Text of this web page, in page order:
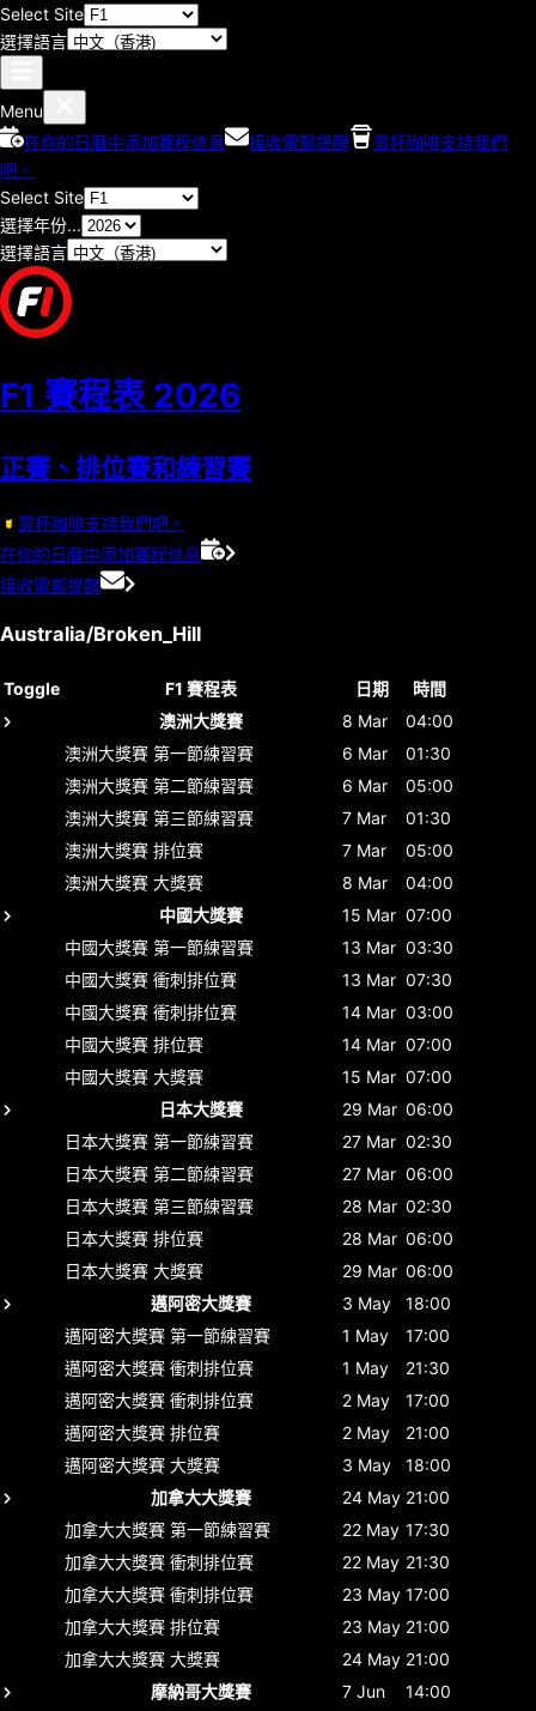
Select Site
選擇語言
Menu
在你的日曆中添加賽程信息
接收電郵提醒
買杯咖啡支持我們
吧。
Select Site
選擇年份...
選擇語言
F1 賽程表 2026
正賽、排位賽和練習賽
買杯咖啡支持我們吧。
在你的日曆中添加賽程信息
接收電郵提醒
Australia/Broken_Hill
Toggle F1 賽程表 日期
時間
澳洲大獎賽
8 Mar
04:00
澳洲大獎賽 第一節練習賽 6 Mar
01:30
澳洲大獎賽 第二節練習賽 6 Mar
05:00
澳洲大獎賽 第三節練習賽 7 Mar
01:30
澳洲大獎賽 排位賽 7 Mar
05:00
澳洲大獎賽 大獎賽 8 Mar
04:00
中國大獎賽
15 Mar 07:00
中國大獎賽 第一節練習賽 13 Mar 03:30
中國大獎賽 衝刺排位賽 13 Mar 07:30
中國大獎賽 衝刺排位賽 14 Mar 03:00
中國大獎賽 排位賽 14 Mar 07:00
中國大獎賽 大獎賽 15 Mar 07:00
日本大獎賽
29 Mar 06:00
日本大獎賽 第一節練習賽 27 Mar 02:30
日本大獎賽 第二節練習賽 27 Mar 06:00
日本大獎賽 第三節練習賽 28 Mar 02:30
日本大獎賽 排位賽 28 Mar 06:00
日本大獎賽 大獎賽 29 Mar 06:00
邁阿密大獎賽
3 May
18:00
邁阿密大獎賽 第一節練習賽 1 May
17:00
邁阿密大獎賽 衝刺排位賽 1 May
21:30
邁阿密大獎賽 衝刺排位賽 2 May
17:00
邁阿密大獎賽 排位賽 2 May
21:00
邁阿密大獎賽 大獎賽 3 May
18:00
加拿大大獎賽
24 May 21:00
加拿大大獎賽 第一節練習賽 22 May 17:30
加拿大大獎賽 衝刺排位賽 22 May 21:30
加拿大大獎賽 衝刺排位賽 23 May 17:00
加拿大大獎賽 排位賽 23 May 21:00
加拿大大獎賽 大獎賽 24 May 21:00
摩納哥大獎賽
7 Jun
14:00